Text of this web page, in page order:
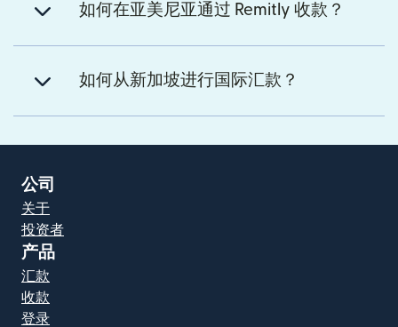
如何在亚美尼亚通过 Remitly 收款？
如何从新加坡进行国际汇款？
公司
关于
投资者
产品
汇款
收款
登录